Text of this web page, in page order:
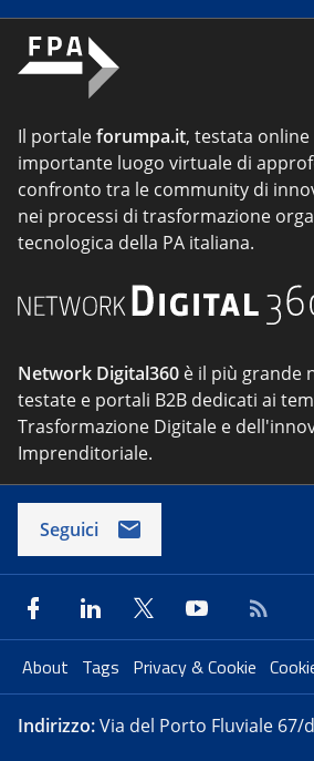
Il portaleforumpa.it, testata online
importante luogo virtuale di
confronto tra le community di
nei processi di trasformazione
tecnologica della PA italiana.
Network Digital360 è il più grande
testate e portali B2B dedicati ai
Trasformazione Digitale e
Imprenditoriale.
Seguici
About Tags Privacy & Cookie
Indirizzo:Via del Porto Fluviale 67/